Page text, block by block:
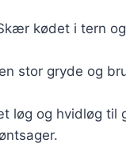
kødet i tern
stor gryde og
løg og hvidløg til